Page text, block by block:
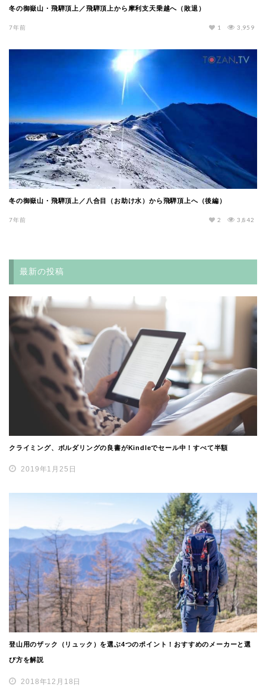
冬の御嶽山・飛騨頂上／飛騨頂上から摩利支天乗越へ（敗退）
7年前 3,959
1
冬の御嶽山・飛騨頂上／八合目（お助け水）から飛騨頂上へ（後編）
7年前 3,842
2
最新の投稿
クライミング、ボルダリングの良書がKindleでセール中！すべて半額
2019年1月25日
登山用のザック（リュック）を選ぶ4つのポイント！おすすめのメーカーと選
び方を解説
2018年12月18日